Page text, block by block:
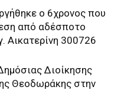
ο 6χρονος που
από αδέσποτο
Αικατερίνη 300726
Διοίκησης
Θεοδωράκης στην